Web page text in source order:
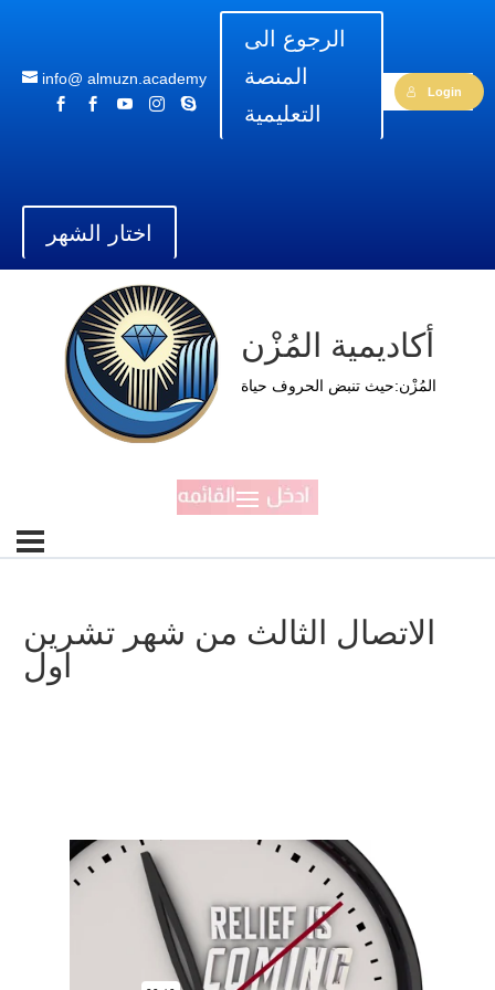
info@ almuzn.academy
    
الرجوع الى
المنصة
التعليمية
Login
اختار الشهر
أكاديمية المُزْن
المُزْن:حيث تنبض الحروف حياة
الاتصال الثالث من شهر تشرين
اول